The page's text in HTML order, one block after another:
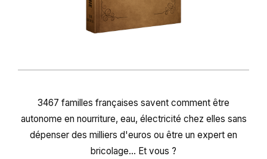
3467 familles françaises savent comment être
autonome en nourriture, eau, électricité chez elles sans
dépenser des milliers d'euros ou être un expert en
bricolage... Et vous ?